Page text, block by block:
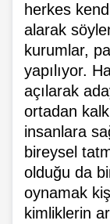
herkes
alarak
kurumlar,
yapılıyor.
açılarak
ortadan
insanlara
bireysel
olduğu da
oynamak
kimliklerin